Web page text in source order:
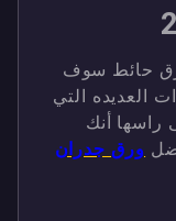
حائط سوف
العديده التي
راسها أنك
ورق جدران